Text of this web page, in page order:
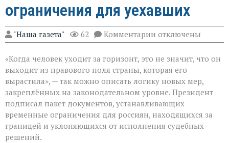
ограничения для уехавших
"Наша газета" 62 Комментарии к
записи
на
дистанцию,
но
не
на
безнаказанность»:
новые
ограничения
для
отключены
«Когда человек уходит за горизонт, это не значит, что он
выходит из правового поля страны, которая его
вырастила», — так можно описать логику новых мер,
закреплённых на законодательном уровне. Президент
подписал пакет документов, устанавливающих
временные ограничения для россиян, находящихся за
границей и уклоняющихся от исполнения судебных
решений.